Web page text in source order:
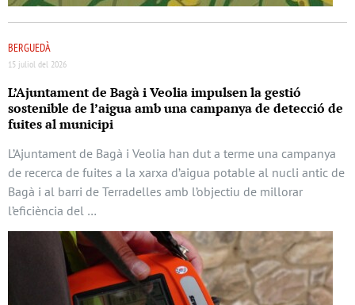
BERGUEDÀ
15 juliol del 2026
L’Ajuntament de Bagà i Veolia impulsen la gestió
sostenible de l’aigua amb una campanya de detecció de
fuites al municipi
L’Ajuntament de Bagà i Veolia han dut a terme una campanya
de recerca de fuites a la xarxa d’aigua potable al nucli antic de
Bagà i al barri de Terradelles amb l’objectiu de millorar
l’eficiència del …